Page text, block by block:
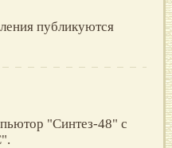
публикуются
"Cинтез-48" с